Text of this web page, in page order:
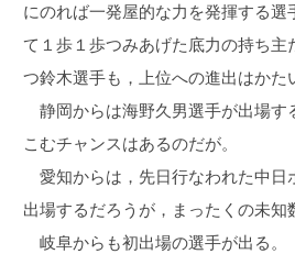
にのれば一発屋的な力を発揮する
て１歩１歩つみあげた底力の持ち
つ鈴木選手も，上位への進出はかた
静岡からは海野久男選手が出場す
こむチャンスはあるのだが。
愛知からは，先日行なわれた中日
出場するだろうが，まったくの未知
岐阜からも初出場の選手が出る。